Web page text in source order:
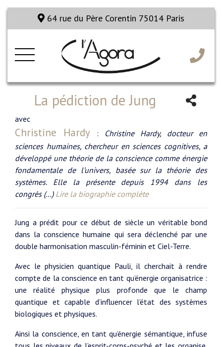
64 rue du Père Corentin 75014 Paris
La pédiction de Jung
avec
Christine Hardy : Christine Hardy, docteur en
sciences humaines, chercheur en sciences cognitives, a
développé une théorie de la conscience comme énergie
fondamentale de l’univers, basée sur la théorie des
systèmes. Elle la présente depuis 1994 dans les
congrès (…) Lire la biographie complète
Jung a prédit pour ce début de siècle un véritable bond
dans la conscience humaine qui sera déclenché par une
double harmonisation masculin-féminin et Ciel-Terre.
Avec le physicien quantique Pauli, il cherchait à rendre
compte de la conscience en tant qu’énergie organisatrice :
une réalité physique plus profonde que le champ
quantique et capable d’influencer l’état des systèmes
biologiques et physiques.
Ainsi la conscience, en tant qu’énergie sémantique, infuse